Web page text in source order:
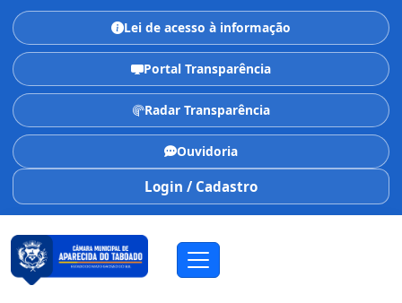
Lei de acesso à informação
Portal Transparência
Radar Transparência
Ouvidoria
Login / Cadastro